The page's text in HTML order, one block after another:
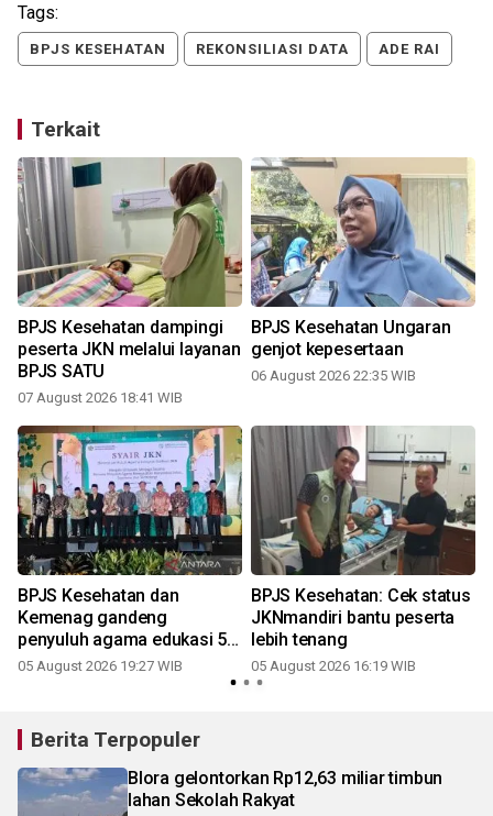
Tags:
BPJS KESEHATAN REKONSILIASI DATA ADE RAI
Terkait
BPJS Kesehatan dampingi
peserta JKN melalui layanan
BPJS SATU
07 August 2026 18:41 WIB
BPJS Kesehatan Ungaran
genjot kepesertaan
06 August 2026 22:35 WIB
BPJS Kesehatan dan
Kemenag gandeng
penyuluh agama edukasi 50
juta peserta nonaktif
05 August 2026 19:27 WIB
BPJS Kesehatan: Cek status
JKNmandiri bantu peserta
lebih tenang
05 August 2026 16:19 WIB
Berita Terpopuler
Blora gelontorkan Rp12,63 miliar timbun
lahan Sekolah Rakyat